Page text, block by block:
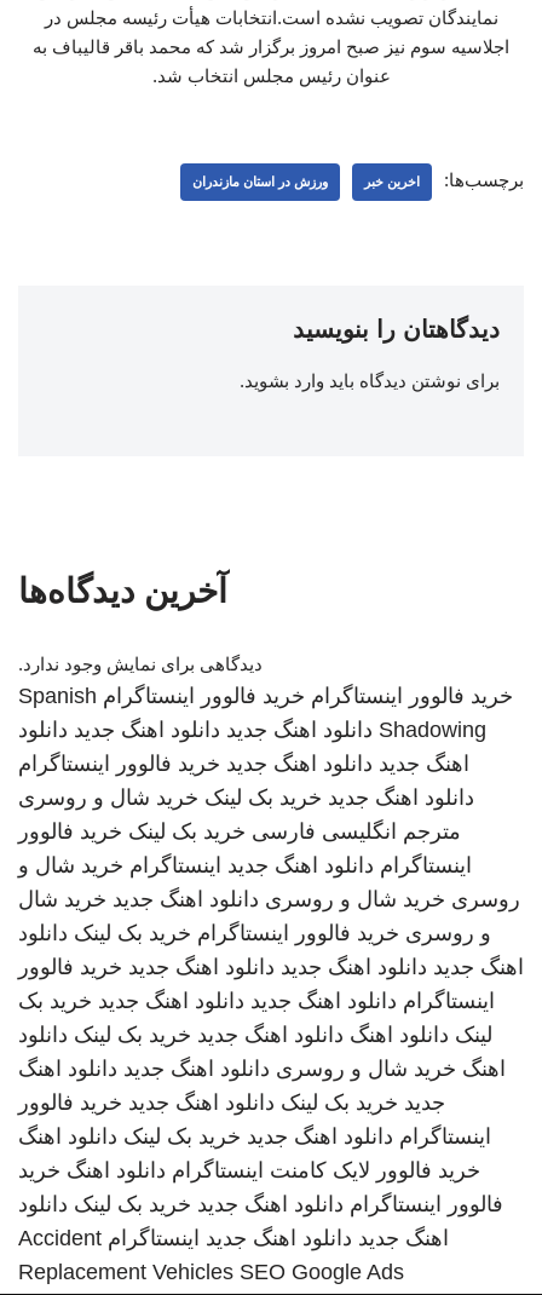
نمایندگان تصویب نشده است.انتخابات هیأت‌ رئیسه مجلس در
اجلاسیه سوم نیز صبح امروز برگزار شد که محمد باقر قالیباف به
عنوان رئیس مجلس انتخاب شد.
برچسب‌ها: اخرین خبر ورزش در استان مازندران
دیدگاهتان را بنویسید
برای نوشتن دیدگاه باید وارد بشوید.
آخرین دیدگاه‌ها
دیدگاهی برای نمایش وجود ندارد.
خرید فالوور اینستاگرام خرید فالوور اینستاگرام Spanish
Shadowing دانلود اهنگ جدید دانلود اهنگ جدید دانلود
اهنگ جدید دانلود اهنگ جدید خرید فالوور اینستاگرام
دانلود اهنگ جدید خرید بک لینک خرید شال و روسری
مترجم انگلیسی فارسی خرید بک لینک خرید فالوور
اینستاگرام دانلود اهنگ جدید اینستاگرام خرید شال و
روسری خرید شال و روسری دانلود اهنگ جدید خرید شال
و روسری خرید فالوور اینستاگرام خرید بک لینک دانلود
اهنگ جدید دانلود اهنگ جدید دانلود اهنگ جدید خرید فالوور
اینستاگرام دانلود اهنگ جدید دانلود اهنگ جدید خرید بک
لینک دانلود اهنگ دانلود اهنگ جدید خرید بک لینک دانلود
اهنگ خرید شال و روسری دانلود اهنگ جدید دانلود اهنگ
جدید خرید بک لینک دانلود اهنگ جدید خرید فالوور
اینستاگرام دانلود اهنگ جدید خرید بک لینک دانلود اهنگ
خرید فالوور لایک کامنت اینستاگرام دانلود اهنگ خرید
فالوور اینستاگرام دانلود اهنگ جدید خرید بک لینک دانلود
اهنگ جدید دانلود اهنگ جدید اینستاگرام Accident
Replacement Vehicles SEO Google Ads